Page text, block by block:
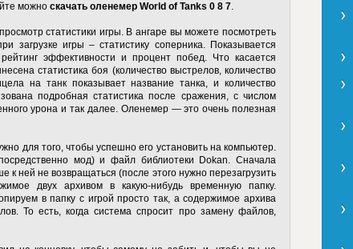
можно скачать оленемер World of Tanks 0 8 7.
статистики игры. В ангаре вы можете посмотреть
загрузке игры – статистику соперника. Показывается
эффективности и процент побед. Что касается
статистика боя (количество выстрелов, количество
на танк показывает название танка, и количество
подробная статистика после сражения, с числом
урона и так далее. Оленемер — это очень полезная
для того, чтобы успешно его установить на компьютер.
мод) и файл библиотеки Dokan. Сначала
к ней не возвращаться (после этого нужно перезагрузить
двух архивом в какую-нибудь временную папку.
в папку с игрой просто так, а содержимое архива
То есть, когда система спросит про замену файлов,